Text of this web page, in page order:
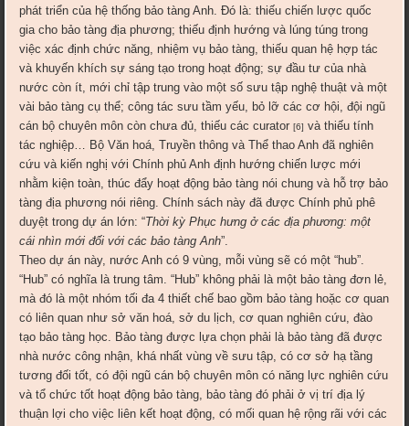
phát triển của hệ thống bảo tàng Anh. Đó là: thiếu chiến lược quốc
gia cho bảo tàng địa phương; thiếu định hướng và lúng túng trong
việc xác định chức năng, nhiệm vụ bảo tàng, thiếu quan hệ hợp tác
và khuyến khích sự sáng tạo trong hoạt động; sự đầu tư của nhà
nước còn ít, mới chỉ tập trung vào một số sưu tập nghệ thuật và một
vài bảo tàng cụ thể; công tác sưu tầm yếu, bỏ lỡ các cơ hội, đội ngũ
cán bộ chuyên môn còn chưa đủ, thiếu các curator[6] và thiếu tính
tác nghiệp… Bộ Văn hoá, Truyền thông và Thể thao Anh đã nghiên
cứu và kiến nghị với Chính phủ Anh định hướng chiến lược mới
nhằm kiện toàn, thúc đẩy hoạt động bảo tàng nói chung và hỗ trợ bảo
tàng địa phương nói riêng. Chính sách này đã được Chính phủ phê
duyệt trong dự án lớn: “Thời kỳ Phục hưng ở các địa phương: một
cái nhìn mới đối với các bảo tàng Anh”.
Theo dự án này, nước Anh có 9 vùng, mỗi vùng sẽ có một “hub”.
“Hub” có nghĩa là trung tâm. “Hub” không phải là một bảo tàng đơn lẻ,
mà đó là một nhóm tối đa 4 thiết chế bao gồm bảo tàng hoặc cơ quan
có liên quan như sở văn hoá, sở du lịch, cơ quan nghiên cứu, đào
tạo bảo tàng học. Bảo tàng được lựa chọn phải là bảo tàng đã được
nhà nước công nhận, khá nhất vùng về sưu tập, có cơ sở hạ tầng
tương đối tốt, có đội ngũ cán bộ chuyên môn có năng lực nghiên cứu
và tổ chức tốt hoạt động bảo tàng, bảo tàng đó phải ở vị trí địa lý
thuận lợi cho việc liên kết hoạt động, có mối quan hệ rộng rãi với các